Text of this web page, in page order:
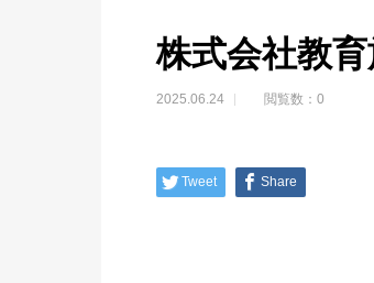
株式会社教
2025.06.24 閲覧数：0
Tweet Share